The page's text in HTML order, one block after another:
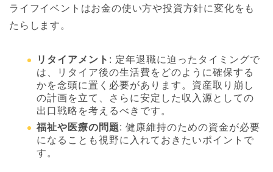
ライフイベントはお金の使い方や投資方針に変化をも
たらします。
リタイアメント : 定年退職に迫ったタイミングで
は、リタイア後の生活費をどのように確保する
かを念頭に置く必要があります。資産取り崩し
の計画を立て、さらに安定した収入源としての
出口戦略を考えるべきです。
福祉や医療の問題: 健康維持のための資金が必要
になることも視野に入れておきたいポイントで
す。